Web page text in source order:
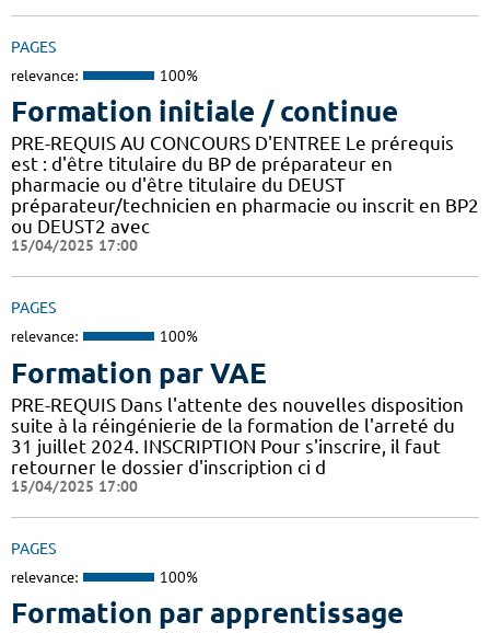
PAGES
relevance: 100%
Formation initiale / continue
PRE-REQUIS AU CONCOURS D'ENTREE Le prérequis
est : d'être titulaire du BP de préparateur en
pharmacie ou d'être titulaire du DEUST
préparateur/technicien en pharmacie ou inscrit en BP2
ou DEUST2 avec
15/04/2025 17:00
PAGES
relevance: 100%
Formation par VAE
PRE-REQUIS Dans l'attente des nouvelles disposition
suite à la réingénierie de la formation de l'arreté du
31 juillet 2024. INSCRIPTION Pour s'inscrire, il faut
retourner le dossier d'inscription ci d
15/04/2025 17:00
PAGES
relevance: 100%
Formation par apprentissage